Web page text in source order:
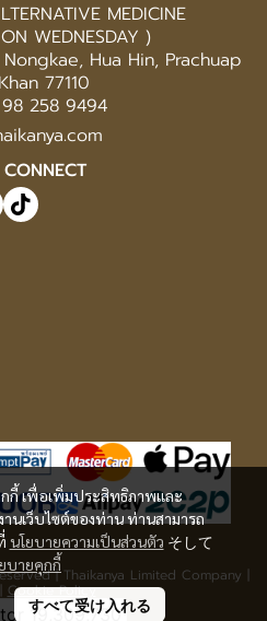
กกี้ เพื่อเพิ่มประสิทธิภาพและ
นเว็บไซต์ของท่าน ท่านสามารถ
นโยบายความเป็นส่วนตัว そして
บายคุกกี้
すべて受け入れる
MEDICINE
WEDNESDAY )
Hua Hin, Prachuap
77110
258 9494
| Thaikanya Limited Company |
Cookie Policy
Visitor723